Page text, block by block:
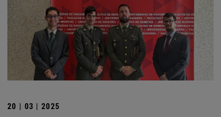
20 | 03 | 2025